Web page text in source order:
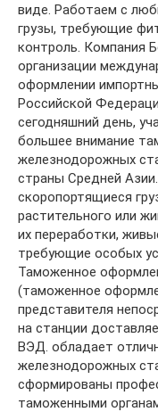
виде. Работаем с
грузы, требующие
контроль. Компания
организации
оформлении
Российской
сегодняшний день,
большее внимание
железнодорожных
страны Средней
скоропортящиеся
растительного или
их переработки,
требующие особых
Таможенное
(таможенное
представителя
на станции
ВЭД. обладает
железнодорожных
сформированы
таможенными